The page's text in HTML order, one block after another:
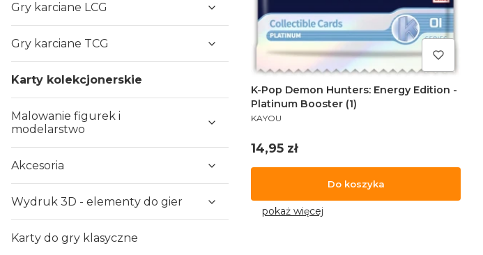
Gry karciane LCG
Gry karciane TCG
Karty kolekcjonerskie
Malowanie figurek i
modelarstwo
Akcesoria
Wydruk 3D - elementy do gier
Karty do gry klasyczne
K-Pop Demon Hunters: Energy Edition -
Platinum Booster (1)
PRODUCENT
KAYOU
Cena
14,95 zł
Do koszyka
pokaż więcej